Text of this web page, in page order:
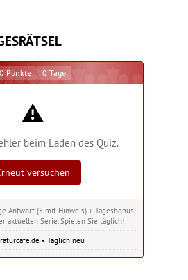
0 Punkte 0 Tage
⚠️
beim Laden des Quiz.
versuchen
Antwort (5 mit Hinweis) + Tagesbonus
aktuellen Serie. Spielen Sie täglich!
• Täglich neu